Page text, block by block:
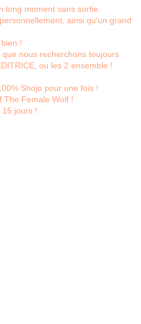
long moment sans sortie.
ainsi qu'un grand
!
nous recherchons toujours
ou les 2 ensemble !
Shojo pour une fois !
The Female Wolf !
jours !